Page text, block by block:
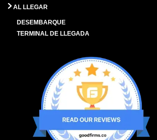
AL LLEGAR
DESEMBARQUE
TERMINAL DE LLEGADA